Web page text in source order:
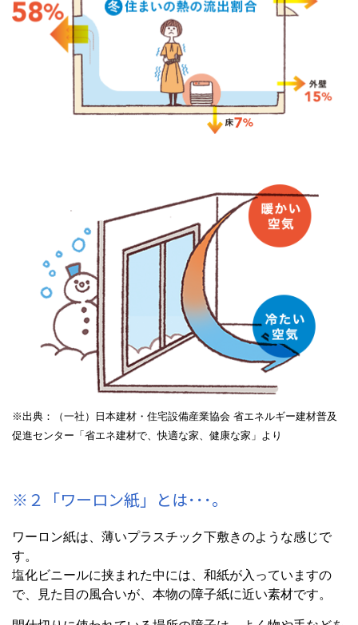
※出典：（一社）日本建材・住宅設備産業協会 省エネルギー建材普及
促進センター「省エネ建材で、快適な家、健康な家」より
※２「ワーロン紙」とは･･･。
ワーロン紙は、薄いプラスチック下敷きのような感じで
す。
塩化ビニールに挟まれた中には、和紙が入っていますの
で、見た目の風合いが、本物の障子紙に近い素材です。